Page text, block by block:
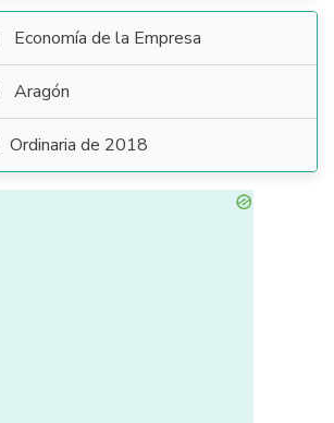
Economía de la Empresa
Aragón
Ordinaria de 2018